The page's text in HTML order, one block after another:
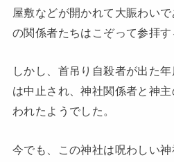
屋敷などが開かれて大賑わい
の関係者たちはこぞって参拝す
しかし、首吊り自殺者が出た
は中止され、神社関係者と神
われたようでした。
今でも、この神社は呪わしい神